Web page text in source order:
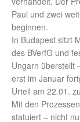
Paul und zwei
beginnen.
In Budapest sitzt
des BVerfG und
Ungarn überstellt
erst im Januar
Urteil am 22.01.
Mit den
statuiert – nicht